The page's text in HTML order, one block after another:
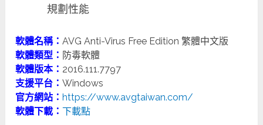
規劃性能
軟體名稱：AVG Anti-Virus Free Edition 繁體中文版
軟體類型： 防毒軟體
軟體版本： 2016.111.7797
支援平台：Windows
官方網站：https://www.avgtaiwan.com/
軟體下載：下載點